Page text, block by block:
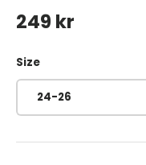
Ordinarie pris
249 kr
Size
24-26